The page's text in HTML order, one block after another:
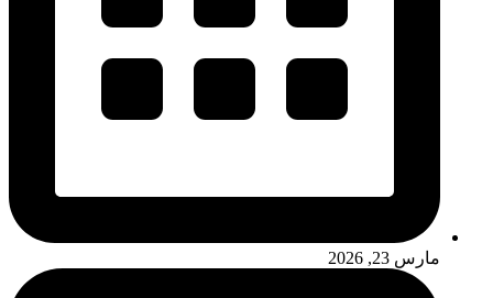
مارس 23, 2026